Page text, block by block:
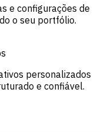
e configurações de
o seu portfólio.
personalizados
e confiável.